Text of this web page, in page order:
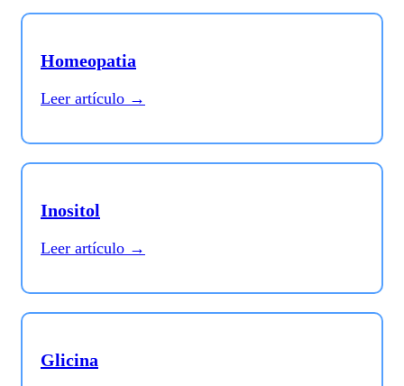
Homeopatia
Leer artículo →
Inositol
Leer artículo →
Glicina